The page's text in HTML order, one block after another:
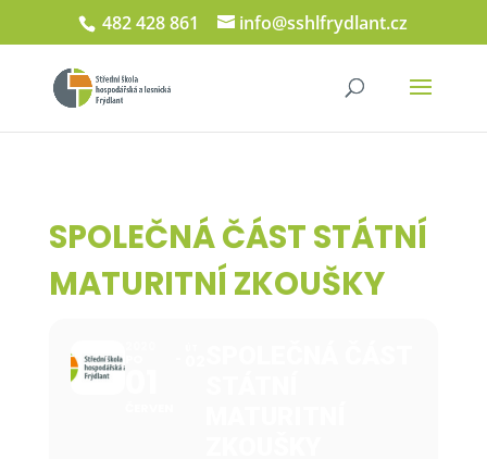
482 428 861 info@sshlfrydlant.cz
SPOLEČNÁ ČÁST STÁTNÍ
MATURITNÍ ZKOUŠKY
01